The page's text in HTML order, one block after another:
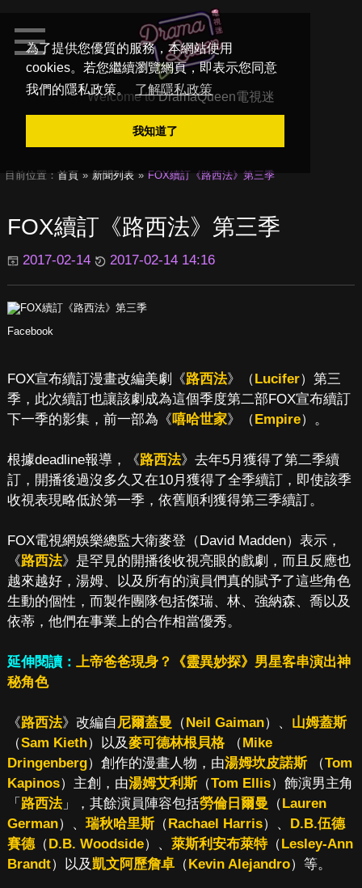
為了提供您優質的服務，本網站使用
cookies。若您繼續瀏覽網頁，即表示您同意
我們的隱私政策。
了解隱私政策
我知道了
Welcome toDramaQueen電視迷
目前位置： 首頁 新聞列表 FOX續訂《路西法》第三季
FOX續訂《路西法》第三季
2017-02-14 2017-02-14 14:16
Facebook
FOX宣布續訂漫畫改編美劇《路西法》（Lucifer）第三
季，此次續訂也讓該劇成為這個季度第二部FOX宣布續訂
下一季的影集，前一部為《嘻哈世家》（Empire）。
根據deadline報導，《路西法》去年5月獲得了第二季續
訂，開播後過沒多久又在10月獲得了全季續訂，即使該季
收視表現略低於第一季，依舊順利獲得第三季續訂。
FOX電視網娛樂總監大衛麥登（David Madden）表示，
《路西法》是罕見的開播後收視亮眼的戲劇，而且反應也
越來越好，湯姆、以及所有的演員們真的賦予了這些角色
生動的個性，而製作團隊包括傑瑞、林、強納森、喬以及
依蒂，他們在事業上的合作相當優秀。
延伸閱讀： 上帝爸爸現身？《靈異妙探》男星客串演出神
秘角色
《路西法》改編自尼爾蓋曼 （Neil Gaiman）、 山姆蓋斯
（Sam Kieth）以及麥可德林根貝格（Mike
Dringenberg）創作的漫畫人物，由湯姆坎皮諾斯（Tom
Kapinos）主創，由湯姆艾利斯（Tom Ellis）飾演男主角
「 路西法」，其餘演員陣容包括勞倫日爾曼 （Lauren
German）、 瑞秋哈里斯（Rachael Harris）、 D.B.伍德
賽德（D.B. Woodside）、 萊斯利安布萊特（Lesley-Ann
Brandt）以及凱文阿歷詹卓（Kevin Alejandro）等。